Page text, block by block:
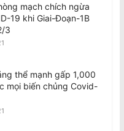
mạch chích ngừa
19 khi Giai-Đoạn-1B
3
thể mạnh gấp 1,000
mọi biến chủng Covid-